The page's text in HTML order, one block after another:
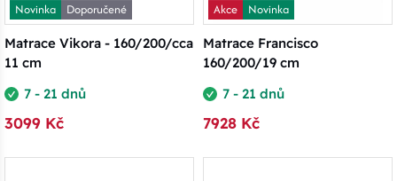
Novinka
Doporučené
Matrace Vikora - 160/200/cca
11 cm
7 - 21 dnů
3099 Kč
Akce
Novinka
Matrace Francisco
160/200/19 cm
7 - 21 dnů
7928 Kč